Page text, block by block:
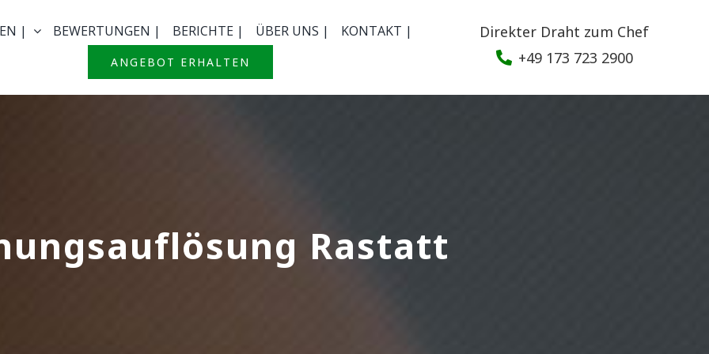
| BEWERTUNGEN | BERICHTE | ÜBER UNS | KONTAKT |
ANGEBOT ERHALTEN
Direkter Draht zum Chef
+49 173 723 2900
Rastatt